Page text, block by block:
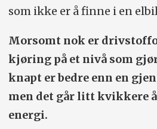
som ikke er å finne i en
Morsomt nok er
kjøring på et nivå som
knapt er bedre enn en
men det går litt kvikkere
energi.